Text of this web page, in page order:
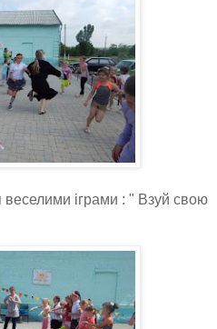
іграми : " Взуй свою